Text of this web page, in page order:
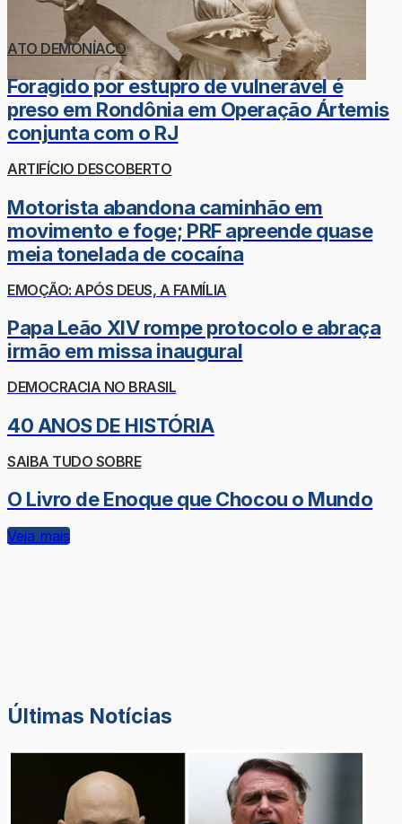
ATO DEMONÍACO
Foragido por estupro de vulnerável é
preso em Rondônia em Operação Ártemis
conjunta com o RJ
ARTIFÍCIO DESCOBERTO
Motorista abandona caminhão em
movimento e foge; PRF apreende quase
meia tonelada de cocaína
EMOÇÃO: APÓS DEUS, A FAMÍLIA
Papa Leão XIV rompe protocolo e abraça
irmão em missa inaugural
DEMOCRACIA NO BRASIL
40 ANOS DE HISTÓRIA
SAIBA TUDO SOBRE
O Livro de Enoque que Chocou o Mundo
Veja mais
Últimas Notícias